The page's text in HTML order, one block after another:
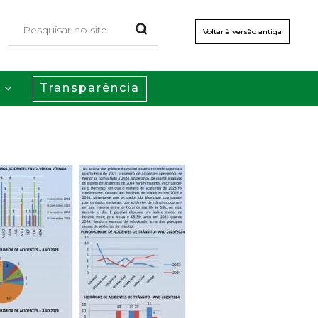
Voltar à versão antiga
Transparência